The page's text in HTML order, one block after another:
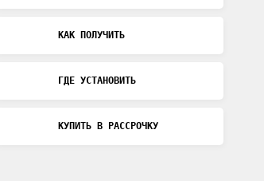
КАК ПОЛУЧИТЬ
ГДЕ УСТАНОВИТЬ
КУПИТЬ В РАССРОЧКУ